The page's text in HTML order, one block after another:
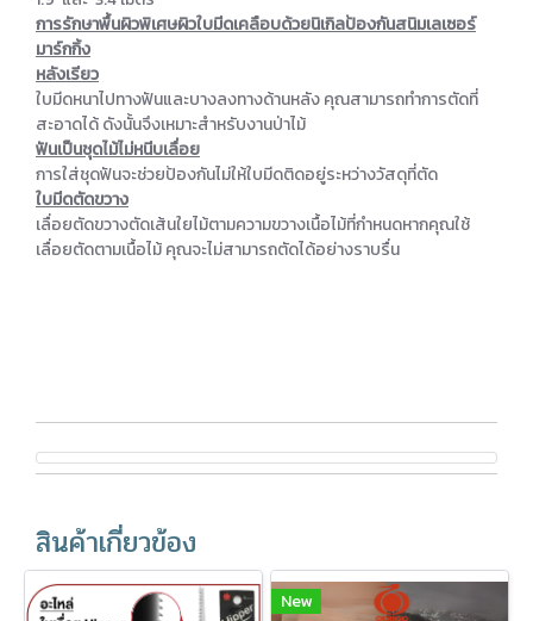
การรักษาพื้นผิวพิเศษผิวใบมีดเคลือบด้วยนิเกิลป้องกันสนิมเลเซอร์
มาร์กกิ้ง
หลังเรียว
ใบมีดหนาไปทางฟันและบางลงทางด้านหลัง คุณสามารถทำการตัดที่
สะอาดได้ ดังนั้นจึงเหมาะสำหรับงานป่าไม้
ฟันเป็นชุดไม้ไม่หนีบเลื่อย
การใส่ชุดฟันจะช่วยป้องกันไม่ให้ใบมีดติดอยู่ระหว่างวัสดุที่ตัด
ใบมีดตัดขวาง
เลื่อยตัดขวางตัดเส้นใยไม้ตามความขวางเนื้อไม้ที่กำหนดหากคุณใช้
เลื่อยตัดตามเนื้อไม้ คุณจะไม่สามารถตัดได้อย่างราบรื่น
สินค้าเกี่ยวข้อง
New